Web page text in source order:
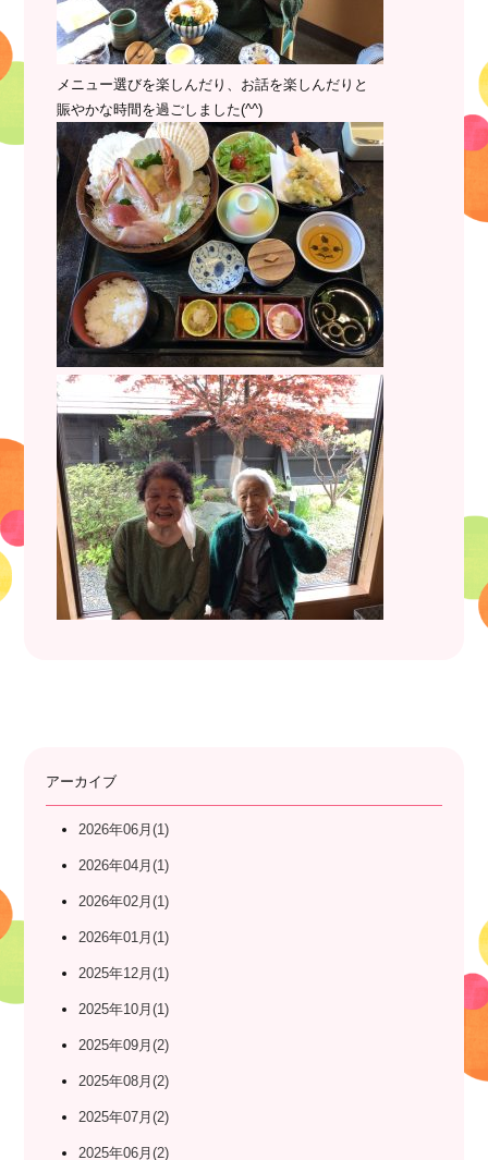
メニュー選びを楽しんだり、お話を楽しんだりと
賑やかな時間を過ごしました(^^)
アーカイブ
2026年06月(1)
2026年04月(1)
2026年02月(1)
2026年01月(1)
2025年12月(1)
2025年10月(1)
2025年09月(2)
2025年08月(2)
2025年07月(2)
2025年06月(2)